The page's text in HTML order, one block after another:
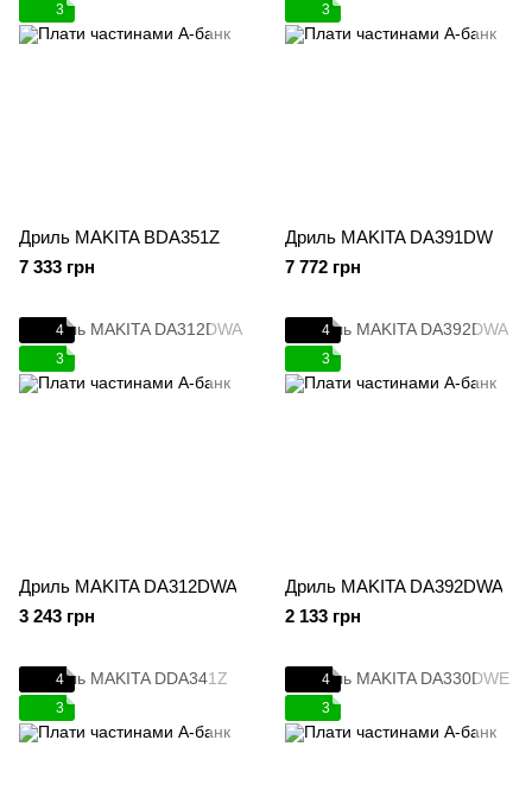
3
Дриль MAKITA BDA351Z
7 333 грн
3
Дриль MAKITA DA391DW
7 772 грн
4
3
Дриль MAKITA DA312DWA
3 243 грн
4
3
Дриль MAKITA DA392DWA
2 133 грн
4
3
4
3